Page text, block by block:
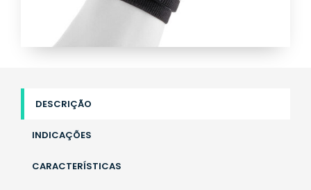
DESCRIÇÃO
INDICAÇÕES
CARACTERÍSTICAS